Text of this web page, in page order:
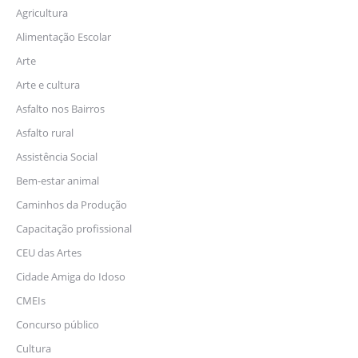
Agricultura
Alimentação Escolar
Arte
Arte e cultura
Asfalto nos Bairros
Asfalto rural
Assistência Social
Bem-estar animal
Caminhos da Produção
Capacitação profissional
CEU das Artes
Cidade Amiga do Idoso
CMEIs
Concurso público
Cultura